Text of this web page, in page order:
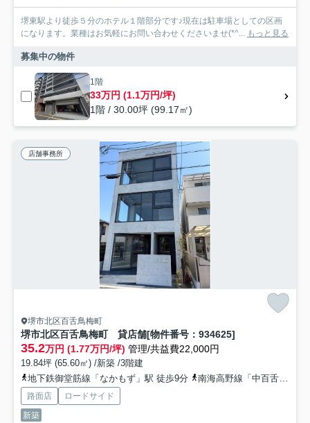
堺東駅より徒歩５分のホテル１階部分です♪現在は駐車場としての区画
になります。業種はお気軽にお問い合わせくださいませ(*^... もっと見る
募集中の物件
1階
33万円 (1.1万円/坪)
1階 / 30.00坪 (99.17㎡)
店舗事務所
堺市北区百舌鳥梅町
堺市北区百舌鳥梅町 貸店舗[物件番号：934625]
35.2万円 (1.77万円/坪) 管理/共益費22,000円
19.84坪 (65.60㎡) /新築 /3階建
地下鉄御堂筋線「なかもず」駅 徒歩9分
南海高野線「中百舌鳥」駅 徒歩9分
路面店
ロードサイド
新築